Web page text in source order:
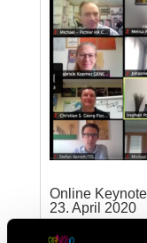
Online
23. April 2020